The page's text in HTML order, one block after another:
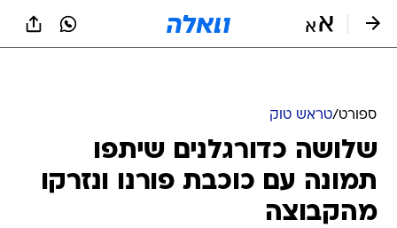
ספורט/טראש טוק
שלושה כדורגלנים שיתפו
תמונה עם כוכבת פורנו ונזרקו
מהקבוצה